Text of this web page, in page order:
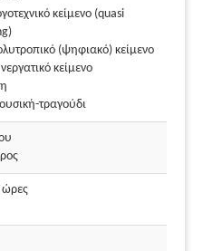
κείμενο (quasi
(ψηφιακό) κείμενο
κείμενο
τραγούδι
ώρες